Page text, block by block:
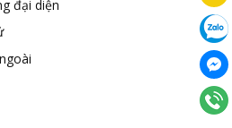
đại diện